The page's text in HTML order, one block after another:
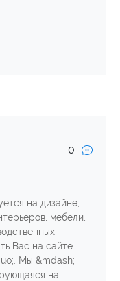
0
на дизайне,
мебели,
Вас на сайте
Мы &mdash;
на